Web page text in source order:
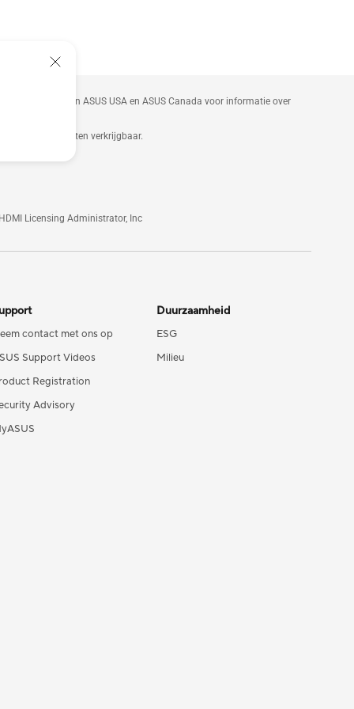
de websites van ASUS USA en ASUS Canada voor informatie over
op alle markten verkrijgbaar.
Licensing Administrator, Inc
contact met ons op
Support Videos
Registration
Advisory
Duurzaamheid
ESG
Milieu